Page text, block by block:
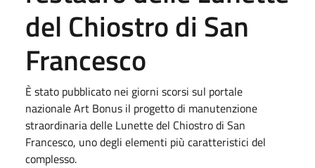
del Chiostro di San
Francesco
È stato pubblicato nei giorni scorsi sul portale
nazionale Art Bonus il progetto di manutenzione
straordinaria delle Lunette del Chiostro di San
Francesco, uno degli elementi più caratteristici del
complesso.